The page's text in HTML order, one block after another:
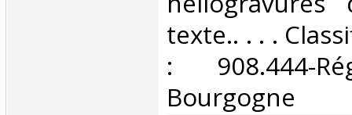
texte.. . . .
: 908.444-
Bourgogne‎